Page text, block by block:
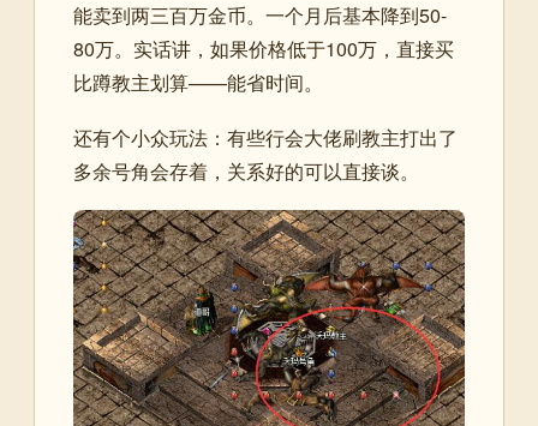
能卖到两三百万金币。一个月后基本降到50-
80万。实话讲，如果价格低于100万，直接买
比蹲教主划算——能省时间。
还有个小众玩法：有些行会大佬刷教主打出了
多余号角会存着，关系好的可以直接谈。